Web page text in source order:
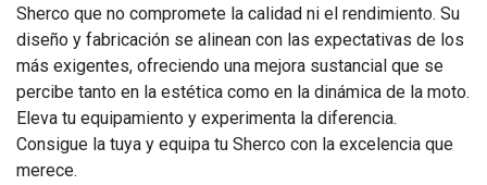
Sherco que no compromete la calidad ni el rendimiento. Su
diseño y fabricación se alinean con las expectativas de los
más exigentes, ofreciendo una mejora sustancial que se
percibe tanto en la estética como en la dinámica de la moto.
Eleva tu equipamiento y experimenta la diferencia.
Consigue la tuya y equipa tu Sherco con la excelencia que
merece.